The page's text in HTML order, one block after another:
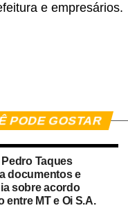
e empresários.
PODE GOSTAR
Taques
documentos e
sobre acordo
entre MT e Oi S.A.